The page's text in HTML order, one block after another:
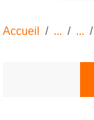
Accueil